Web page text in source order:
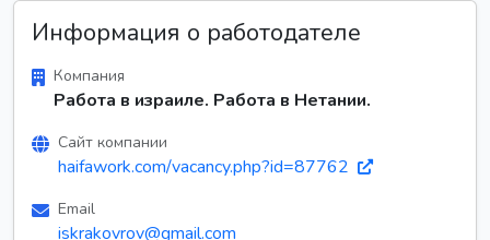
Информация о работодателе
Компания
Работа в израиле. Работа в Нетании.
Сайт компании
haifawork.com/vacancy.php?id=87762
Email
iskrakovrov@gmail.com